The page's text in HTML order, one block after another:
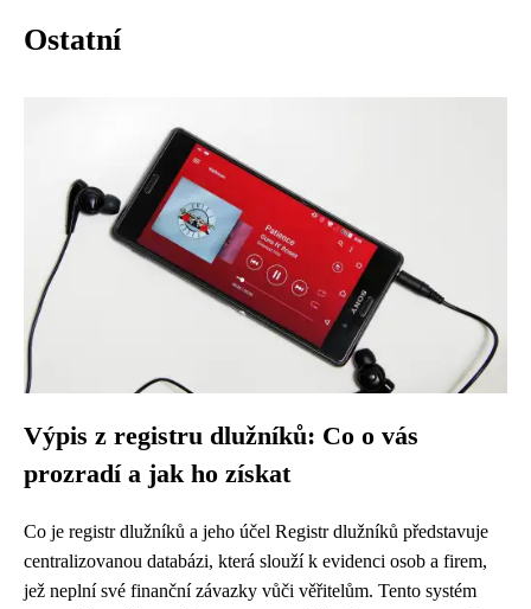
Ostatní
Výpis z registru dlužníků: Co o vás
prozradí a jak ho získat
Co je registr dlužníků a jeho účel Registr dlužníků představuje
centralizovanou databázi, která slouží k evidenci osob a firem,
jež neplní své finanční závazky vůči věřitelům. Tento systém